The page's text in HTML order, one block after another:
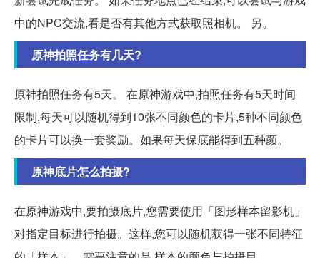
中的NPC交流,看是否有其他方式获取照相机。 另。
原神拍照任务有几天?
原神拍照任务有5天。 在原神游戏中,拍照任务有5天时间
限制,每天可以随机得到10张不同颜色的卡片,5种不同颜色
的卡片可以换一套奖励。如果每天保底能得到五种颜。
原神底片怎么拍摄?
在原神游戏中,要拍摄底片,您需要使用「图形样本留影机」
对指定目标进行拍摄。这样,您可以随机获得一张不同特征